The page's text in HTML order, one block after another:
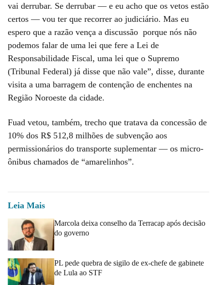
vai derrubar. Se derrubar — e eu acho que os vetos estão
certos — vou ter que recorrer ao judiciário. Mas eu
espero que a razão vença a discussão porque nós não
podemos falar de uma lei que fere a Lei de
Responsabilidade Fiscal, uma lei que o Supremo
(Tribunal Federal) já disse que não vale”, disse, durante
visita a uma barragem de contenção de enchentes na
Região Noroeste da cidade.
Fuad vetou, também, trecho que tratava da concessão de
10% dos R$ 512,8 milhões de subvenção aos
permissionários do transporte suplementar — os micro-
ônibus chamados de “amarelinhos”.
Leia Mais
Marcola deixa conselho da Terracap após decisão
do governo
PL pede quebra de sigilo de ex-chefe de gabinete
de Lula ao STF